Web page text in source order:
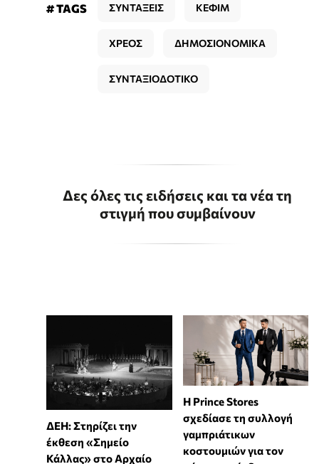
# TAGS ΣΥΝΤΑΞΕΙΣ ΚΕΦΙΜ
ΧΡΕΟΣ ΔΗΜΟΣΙΟΝΟΜΙΚΑ
ΣΥΝΤΑΞΙΟΔΟΤΙΚΟ
Δες όλες τις ειδήσεις και τα νέα τη
στιγμή που συμβαίνουν
ΔΕΗ: Στηρίζει την
έκθεση «Σημείο
Κάλλας» στο Αρχαίο
Η Prince Stores
σχεδίασε τη συλλογή
γαμπριάτικων
κοστουμιών για τον